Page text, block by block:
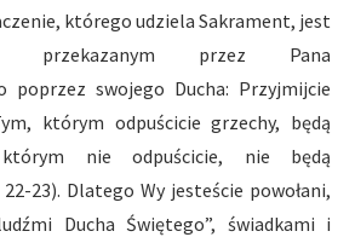
którego udziela Sakrament, jest
przekazanym przez Pana
poprzez swojego Ducha: Przyjmijcie
którym odpuścicie grzechy, będą
nie odpuścicie, nie będą
23). Dlatego Wy jesteście powołani,
Ducha Świętego”, świadkami i